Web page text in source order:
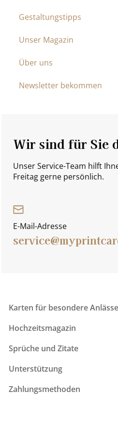
Gestaltungstipps
Unser Magazin
Über uns
Newsletter bekommen
Wir sind für Sie
Unser Service-Team hilft
Freitag gerne persönlich.
E-Mail-Adresse
Karten für besondere Anlässe
Hochzeitsmagazin
Sprüche und Zitate
Unterstützung
Zahlungsmethoden